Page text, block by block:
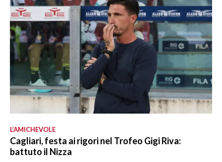
L’AMICHEVOLE
Cagliari, festa ai rigori nel Trofeo Gigi Riva:
battuto il Nizza